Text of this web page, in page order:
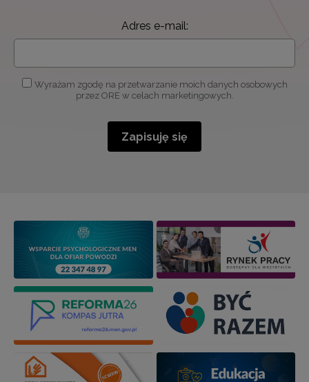
Adres e-mail:
Wyrażam zgodę na przetwarzanie moich danych osobowych
przez ORE w celach marketingowych.
Zapisuję się